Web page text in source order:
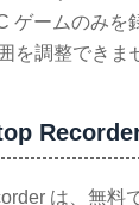
ゲームのみを
を調整できま
は、無料